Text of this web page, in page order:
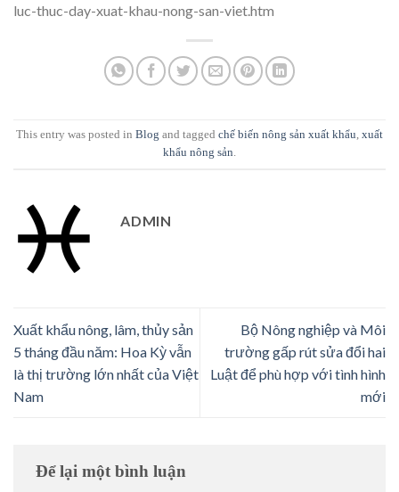
luc-thuc-day-xuat-khau-nong-san-viet.htm
This entry was posted in Blog and tagged chế biến nông sản xuất khẩu, xuất
khẩu nông sản.
ADMIN
Xuất khẩu nông, lâm, thủy sản
5 tháng đầu năm: Hoa Kỳ vẫn
là thị trường lớn nhất của Việt
Nam
Bộ Nông nghiệp và Môi
trường gấp rút sửa đổi hai
Luật để phù hợp với tình hình
mới
Để lại một bình luận